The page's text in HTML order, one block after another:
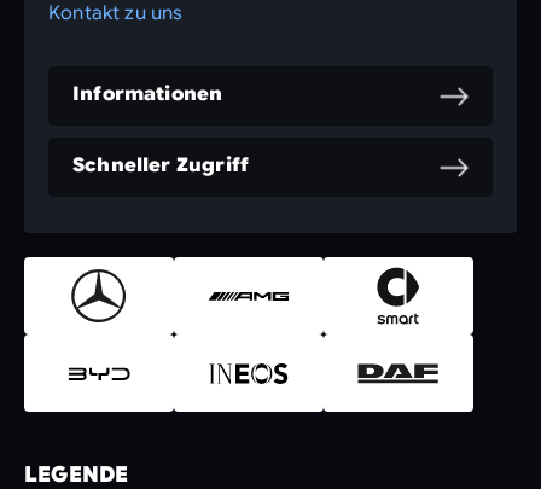
Kontakt zu uns
Informationen
Schneller Zugriff
LEGENDE